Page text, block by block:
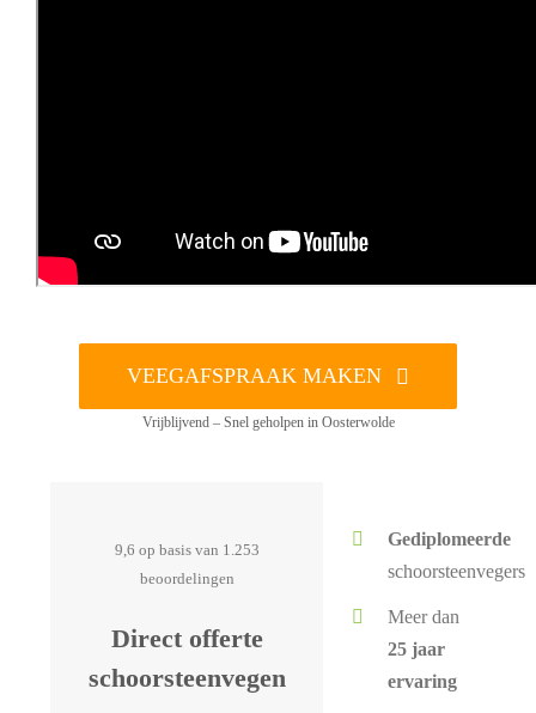
VEEGAFSPRAAK MAKEN
Vrijblijvend – Snel geholpen in Oosterwolde
9,6 op basis van 1.253
beoordelingen
Direct offerte
schoorsteenvegen
Gediplomeerde
schoorsteenvegers
Meer dan
25 jaar
ervaring